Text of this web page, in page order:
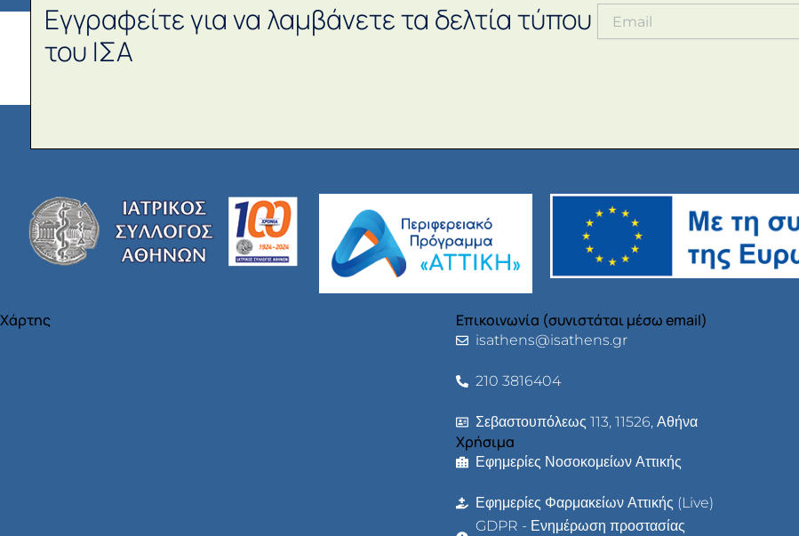
Εγγραφείτε για να λαμβάνετε τα δελτία τύπου
του ΙΣΑ
Χάρτης Επικοινωνία (συνιστάται μέσω email)
isathens@isathens.gr
210 3816404
Σεβαστουπόλεως 113, 11526, Αθήνα
Χρήσιμα
Εφημερίες Νοσοκομείων Αττικής
Εφημερίες Φαρμακείων Αττικής (Live)
GDPR - Ενημέρωση προστασίας